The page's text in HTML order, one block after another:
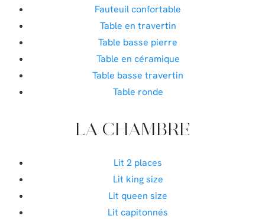
Fauteuil confortable
Table en travertin
Table basse pierre
Table en céramique
Table basse travertin
Table ronde
LA CHAMBRE
Lit 2 places
Lit king size
Lit queen size
Lit capitonnés